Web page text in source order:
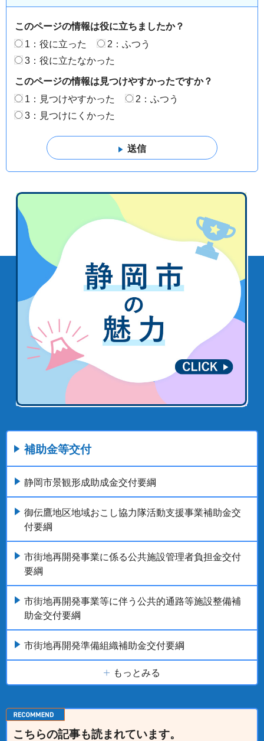
このページの情報は役に立ちましたか？
1：役に立った
2：ふつう
3：役に立たなかった
このページの情報は見つけやすかったですか？
1：見つけやすかった
2：ふつう
3：見つけにくかった
補助金等交付
静岡市景観形成助成金交付要綱
御伝鷹地区地域おこし協力隊活動支援事業補助金交
付要綱
市街地再開発事業に係る公共施設管理者負担金交付
要綱
市街地再開発事業等に伴う公共的通路等施設整備補
助金交付要綱
市街地再開発準備組織補助金交付要綱
もっとみる
こちらの記事も読まれています。